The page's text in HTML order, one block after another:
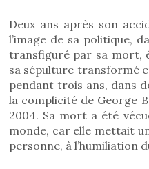
Deux ans après son
l’image de sa politique,
transfiguré par sa mort,
sa sépulture transformé
pendant trois ans, dans
la complicité de George
2004. Sa mort a été
monde, car elle mettait
personne, à l’humiliation